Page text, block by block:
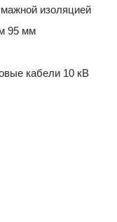
изоляцией
95 мм
кабели 10 кВ